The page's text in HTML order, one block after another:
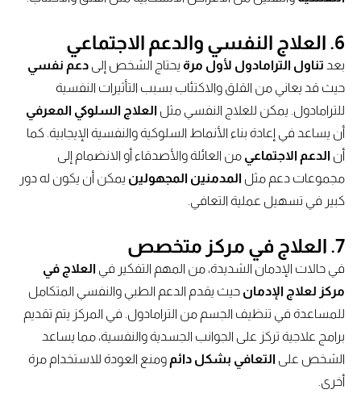
6. العلاج النفسي والدعم الاجتماعي
بعدتناول الترامادول لأول مرةيحتاج الشخص إلى
دعم نفسي
حيث قد يعاني من القلق والاكتئاب بسبب التأثيرات النفسية
للترامادول. يمكن للعلاج النفسي مثل العلاج السلوكي المعرفي
أن يساعد في إعادة بناء الأنماط السلوكية والنفسية الإيجابية. كما
أنالدعم الاجتماعي من العائلة والأصدقاء أو الانضمام إلى
مجموعات دعم مثل المدمنين المجهولينيمكن أن يكون له دور
كبير في تسهيل عملية التعافي.
7. العلاج في مركز متخصص
في حالات الإدمان الشديدة، من المهم التفكير في
العلاج في
مركز لعلاج الإدمانحيث يقدم الدعم الطبي والنفسي المتكامل
للمساعدة في تنظيف الجسم من الترامادول. في المركز يتم تقديم
برامج علاجية تركز على الجوانب الجسدية والنفسية، مما يساعد
الشخص على
التعافي بشكل دائمومنع العودة للاستخدام مرة
أخرى.